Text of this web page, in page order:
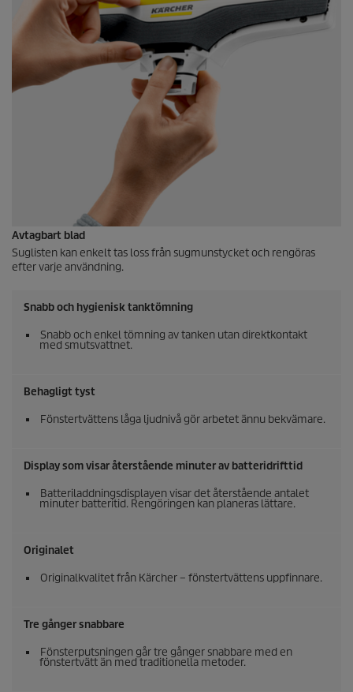
Avtagbart blad
Suglisten kan enkelt tas loss från sugmunstycket och rengöras
efter varje användning.
Snabb och hygienisk tanktömning
Snabb och enkel tömning av tanken utan direktkontakt
med smutsvattnet.
Behagligt tyst
Fönstertvättens låga ljudnivå gör arbetet ännu bekvämare.
Display som visar återstående minuter av batteridrifttid
Batteriladdningsdisplayen visar det återstående antalet
minuter batteritid. Rengöringen kan planeras lättare.
Originalet
Originalkvalitet från Kärcher – fönstertvättens uppfinnare.
Tre gånger snabbare
Fönsterputsningen går tre gånger snabbare med en
fönstertvätt än med traditionella metoder.